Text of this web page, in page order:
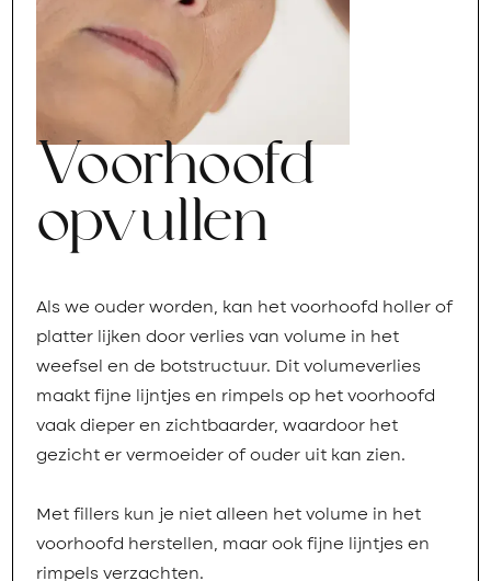
Voorhoofd
opvullen
Als we ouder worden, kan het voorhoofd holler of
platter lijken door verlies van volume in het
weefsel en de botstructuur. Dit volumeverlies
maakt fijne lijntjes en rimpels op het voorhoofd
vaak dieper en zichtbaarder, waardoor het
gezicht er vermoeider of ouder uit kan zien.
Met fillers kun je niet alleen het volume in het
voorhoofd herstellen, maar ook fijne lijntjes en
rimpels verzachten.